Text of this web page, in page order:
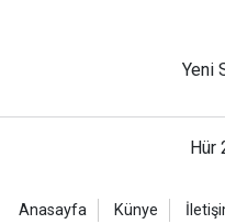
Yeni
Hür
Anasayfa Künye